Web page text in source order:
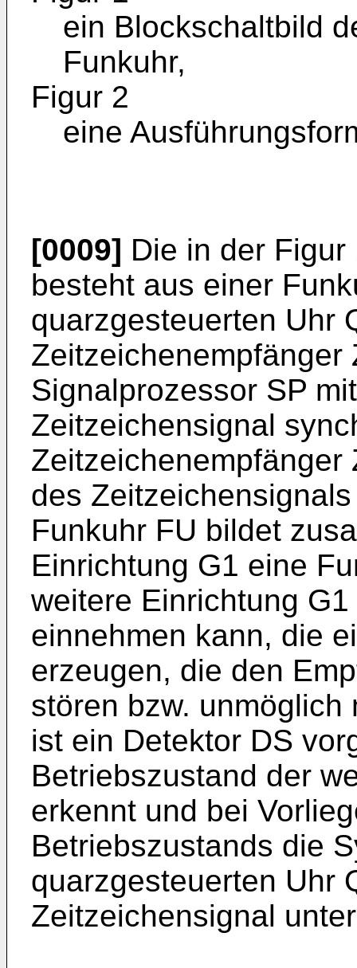
ein Blockschaltbild
Funkuhr,
Figur 2
eine
[0009] Die in der
besteht aus einer
quarzgesteuerten Uhr
Zeitzeichenempfänger
Signalprozessor SP
Zeitzeichensignal
Zeitzeichenempfänger
des
Funkuhr FU bildet
Einrichtung G1 eine
weitere Einrichtung
einnehmen kann, die
erzeugen, die den
stören bzw.
ist ein Detektor DS
Betriebszustand der
erkennt und bei
Betriebszustands die
quarzgesteuerten Uhr
Zeitzeichensignal